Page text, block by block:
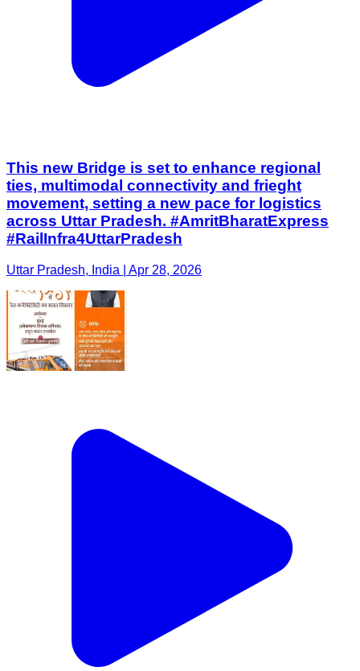
This new Bridge is set to enhance regional
ties, multimodal connectivity and frieght
movement, setting a new pace for logistics
across Uttar Pradesh. #AmritBharatExpress
#RailInfra4UttarPradesh
Uttar Pradesh, India | Apr 28, 2026